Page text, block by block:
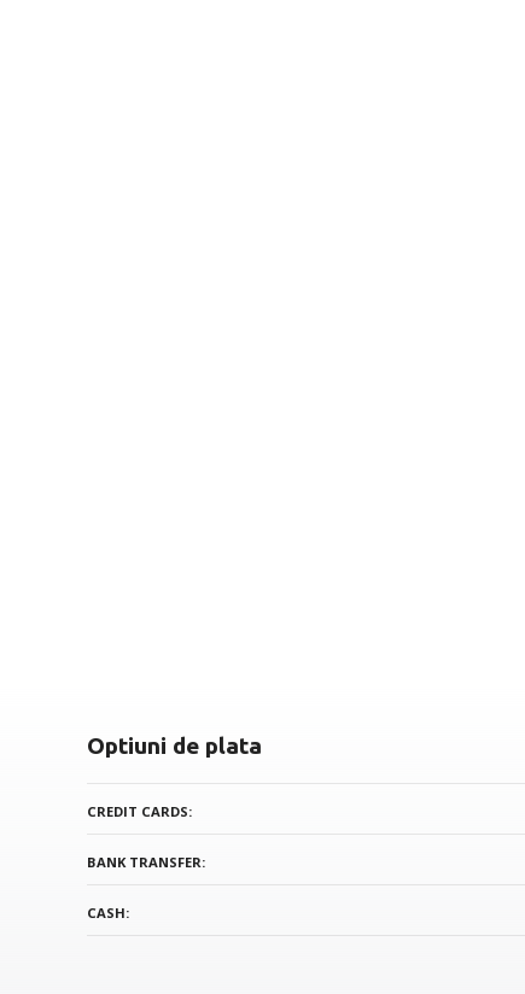
Optiuni de plata
CREDIT CARDS
BANK TRANSFER
CASH